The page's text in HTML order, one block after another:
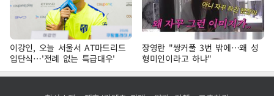
이강인, 오늘 서울서 AT마드리드
입단식…'전례 없는 특급대우'
장영란 "쌍커풀 3번 밖에…왜 성
형미인이라고 하냐"